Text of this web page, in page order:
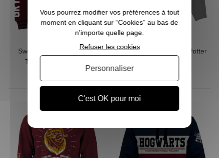
Sweat zippé Harry Potter
Teddy Gryffondor 07
42,90 €
Pull long femme Harry Potter
33,90 €
Vous pourrez modifier vos préférences à tout
moment en cliquant sur “Cookies” au bas de
n'importe quelle page.
C'est OK pour moi
Refuser les cookies
Personnaliser